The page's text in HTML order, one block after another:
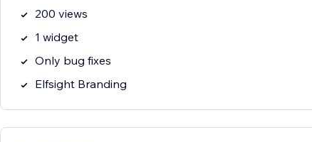
200 views
1 widget
Only bug fixes
Elfsight Branding